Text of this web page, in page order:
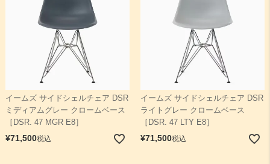
イームズ サイドシェルチェア DSR
ミディアムグレー クロームベース
［DSR. 47 MGR E8］
¥71,500税込
イームズ サイドシェルチェア DSR
ライトグレー クロームベース
［DSR. 47 LTY E8］
¥71,500税込